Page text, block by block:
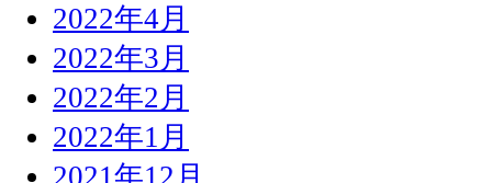
2022年4月
2022年3月
2022年2月
2022年1月